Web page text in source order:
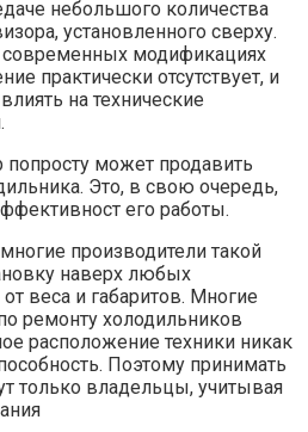
небольшого количества
установленного сверху.
современных модификациях
практически отсутствует, и
на технические
может продавить
Это, в свою очередь,
его работы.
производители такой
наверх любых
веса и габаритов. Многие
ремонту холодильников
расположение техники никак
Поэтому принимать
только владельцы, учитывая